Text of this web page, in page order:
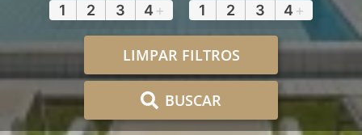
1 2 3 4 + 1 2 3 4 +
LIMPAR FILTROS
BUSCAR